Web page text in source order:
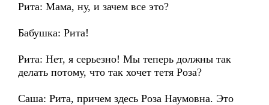
Рита: Мама, ну, и зачем все это?
Бабушка: Рита!
Рита: Нет, я серьезно! Мы теперь должны так
делать потому, что так хочет тетя Роза?
Саша: Рита, причем здесь Роза Наумовна. Это